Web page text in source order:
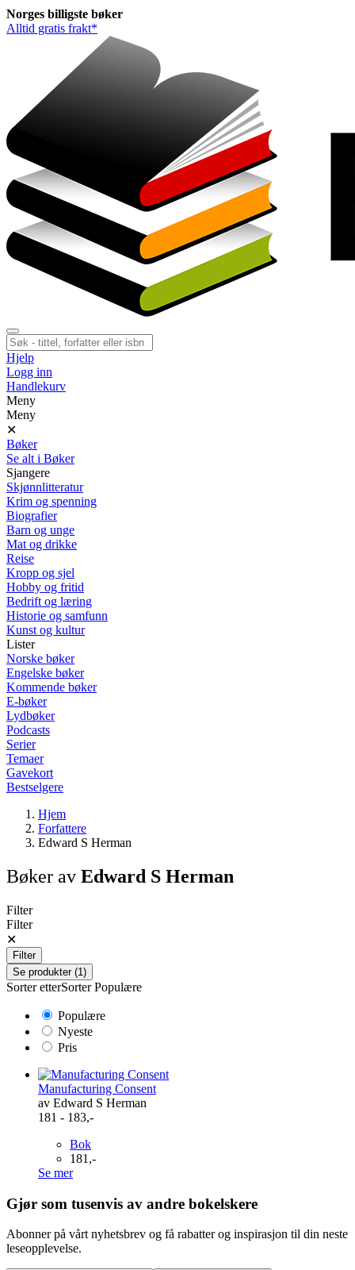
Norges billigste bøker
Alltid gratis frakt*
Hjelp
Logg inn
Handlekurv
Meny
Meny
✕
Bøker
Se alt i Bøker
Sjangere
Skjønnlitteratur
Krim og spenning
Biografier
Barn og unge
Mat og drikke
Reise
Kropp og sjel
Hobby og fritid
Bedrift og læring
Historie og samfunn
Kunst og kultur
Lister
Norske bøker
Engelske bøker
Kommende bøker
E-bøker
Lydbøker
Podcasts
Serier
Temaer
Gavekort
Bestselgere
Hjem
Forfattere
Edward S Herman
Bøker av Edward S Herman
Filter
Filter
✕
Filter
Se produkter (1)
Sorter etterSorter Populære
Populære
Nyeste
Pris
Manufacturing Consent
av Edward S Herman
181 - 183,-
Bok
181,-
Se mer
Gjør som tusenvis av andre bokelskere
Abonner på vårt nyhetsbrev og få rabatter og inspirasjon til din neste
leseopplevelse.